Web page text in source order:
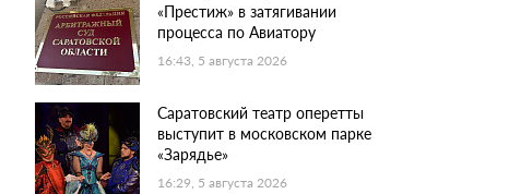
«Престиж» в затягивании
процесса по Авиатору
16:43, 5 августа 2026
Саратовский театр оперетты
выступит в московском парке
«Зарядье»
16:29, 5 августа 2026